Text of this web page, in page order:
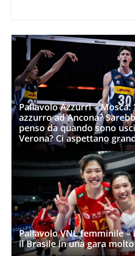
Pallavolo Azzurri – Mosca:
azzurro ad Ancona?
penso da quando sono
Verona? Ci aspettano
Pallavolo VNL femminile –
il Brasile in una gara